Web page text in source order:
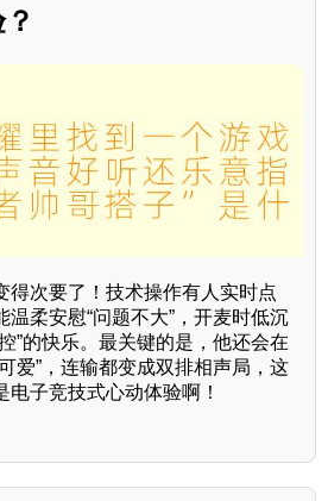
次要了！技术操作有人实时点
柔安慰“问题不大”，开麦时低沉
”的快乐。最关键的是，他还会在
爱”，连输都变成双排相声局，这
子竞技式心动体验啊！